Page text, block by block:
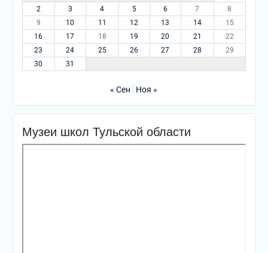
2
3 4 5 6 7
8
9
10 11 12 13 14
15
16
17 18 19 20 21
22
23
24 25 26 27 28
29
30
31
« Сен Ноя »
Музеи школ Тульской области